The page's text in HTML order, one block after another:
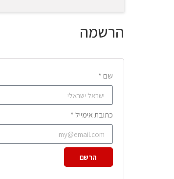
הרשמה
שם *
כתובת אימייל *
הרשם